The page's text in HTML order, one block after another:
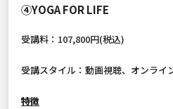
④YOGA FOR LIFE
受講料：107,800円(税込)
受講スタイル：動画視聴、オンライ
特徴